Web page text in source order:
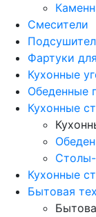
Смесители
Фартуки
Кухонные
Обеденные
Кухонные
Кухонные
Бытовая